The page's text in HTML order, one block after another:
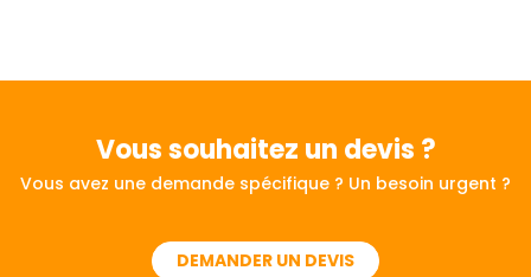
Vous souhaitez un devis ?
Vous avez une demande spécifique ? Un besoin urgent ?
DEMANDER UN DEVIS